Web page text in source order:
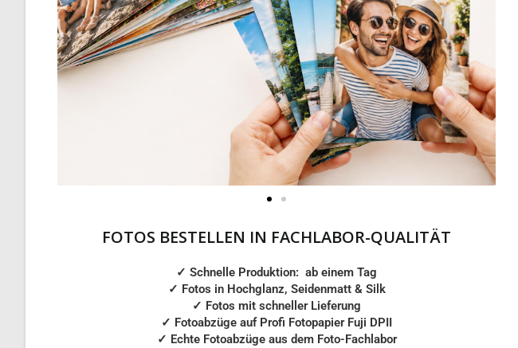
FOTOS BESTELLEN IN FACHLABOR-QUALITÄT
✓ Schnelle Produktion: ab einem Tag
✓ Fotos in Hochglanz, Seidenmatt & Silk
✓ Fotos mit schneller Lieferung
✓ Fotoabzüge auf Profi Fotopapier Fuji DPII
✓ Echte Fotoabzüge aus dem Foto-Fachlabor